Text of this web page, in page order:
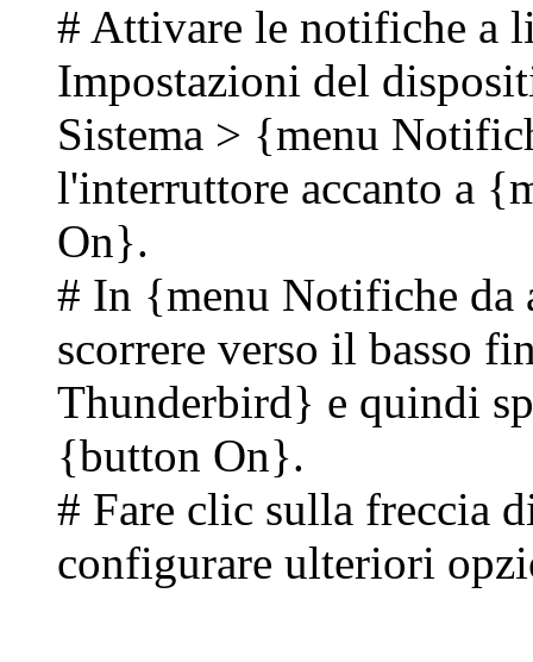
# Attivare le notifiche a
Impostazioni del
Sistema > {menu
l'interruttore accanto a
On}.
# In {menu Notifiche
scorrere verso il basso
Thunderbird} e quindi
{button On}.
# Fare clic sulla freccia
configurare ulteriori